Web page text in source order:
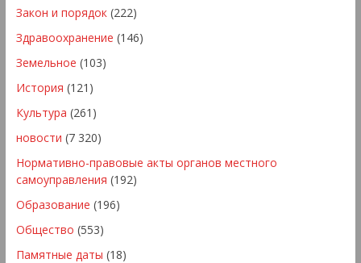
Закон и порядок(222)
Здравоохранение (146)
Земельное (103)
История (121)
Культура (261)
новости (7 320)
Нормативно-правовые акты органов местного
самоуправления (192)
Образование (196)
Общество (553)
Памятные даты (18)